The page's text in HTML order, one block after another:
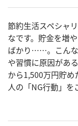
節約生活スペシャ
なです。貯金を増
ばかり……。こんな
や習慣に原因があ
から1,500万円貯
人の「NG行動」を